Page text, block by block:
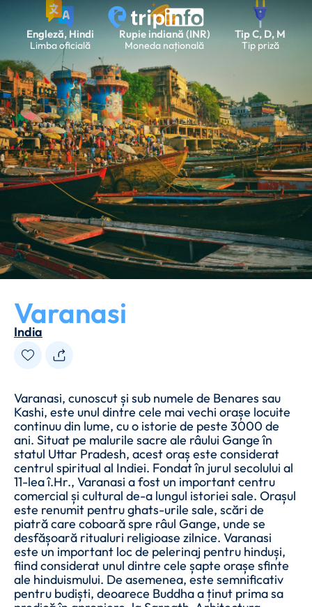
Engleză, Hindi
Limba oficială
Rupie indiană (INR)
Moneda națională
Tip C, D, M
Tip priză
Varanasi
India
Varanasi, cunoscut și sub numele de Benares sau
Kashi, este unul dintre cele mai vechi orașe locuite
continuu din lume, cu o istorie de peste 3000 de
ani. Situat pe malurile sacre ale râului Gange în
statul Uttar Pradesh, acest oraș este considerat
centrul spiritual al Indiei. Fondat în jurul secolului al
11-lea î.Hr., Varanasi a fost un important centru
comercial și cultural de-a lungul istoriei sale. Orașul
este renumit pentru ghats-urile sale, scări de
piatră care coboară spre râul Gange, unde se
desfășoară ritualuri religioase zilnice. Varanasi
este un important loc de pelerinaj pentru hinduși,
fiind considerat unul dintre cele șapte orașe sfinte
ale hinduismului. De asemenea, este semnificativ
pentru budiști, deoarece Buddha a ținut prima sa